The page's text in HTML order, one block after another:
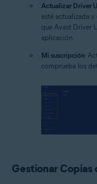
Actualizar Driver
esté actualizada
que Avast Driver
aplicación.
Mi suscripción:
comprueba los
Gestionar Copias